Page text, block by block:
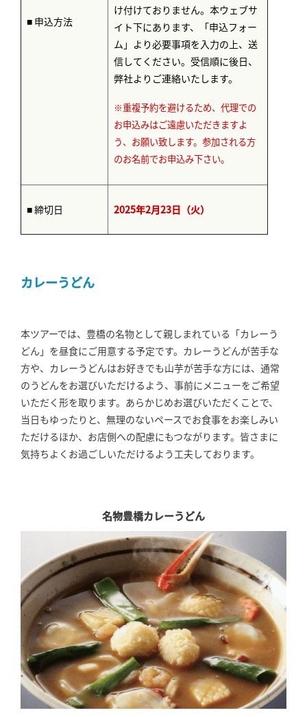
■ 申込方法
け付けておりません。本ウェブサ
イト下にあります、「申込フォー
ム」より必要事項を入力の上、送
信してください。受信順に後日、
弊社よりご連絡いたします。
※重複予約を避けるため、代理での
お申込みはご遠慮いただきますよ
う、お願い致します。 参加される方
のお名前でお申込み下さい。
■ 締切日 2025年2月23日（火）
カレーうどん
本ツアーでは、豊橋の名物として親しまれている「カレーう
どん」を昼食にご用意する予定です。カレーうどんが苦手な
方や、カレーうどんはお好きでも山芋が苦手な方には、通常
のうどんをお選びいただけるよう、事前にメニューをご希望
いただく形を取ります。あらかじめお選びいただくことで、
当日もゆったりと、無理のないペースでお食事をお楽しみい
ただけるほか、お店側への配慮にもつながります。皆さまに
気持ちよくお過ごしいただけるよう工夫しております。
名物豊橋カレーうどん